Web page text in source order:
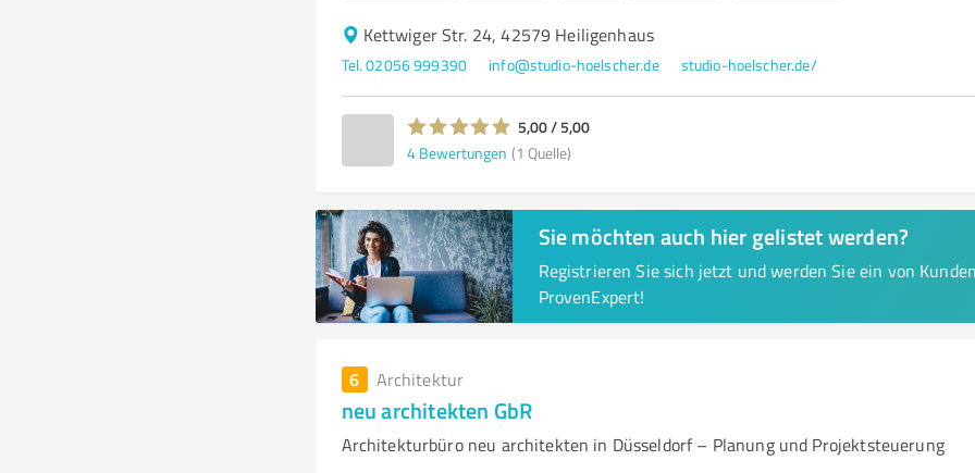
Kettwiger Str. 24, 42579 Heiligenhaus
Tel. 02056 999390 info@studio-hoelscher.de studio-hoelscher.de/
5,00 / 5,00
4 Bewertungen (1 Quelle)
Sie möchten auch hier gelistet werden?
Registrieren Sie sich jetzt und werden Sie ein von
ProvenExpert!
6 Architektur
neu architekten GbR
Architekturbüro neu architekten in Düsseldorf – Planung und Projektsteuerung